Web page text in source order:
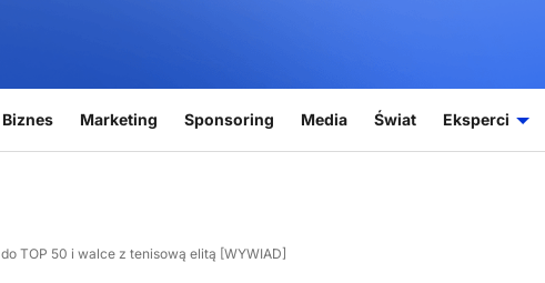
Biznes Marketing Sponsoring Media Świat Eksperci
TOP 50 i walce z tenisową elitą [WYWIAD]